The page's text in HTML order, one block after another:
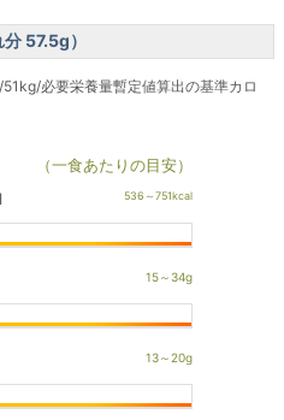
57.5g）
必要栄養量暫定値算出の基準カロ
（一食あたりの目安）